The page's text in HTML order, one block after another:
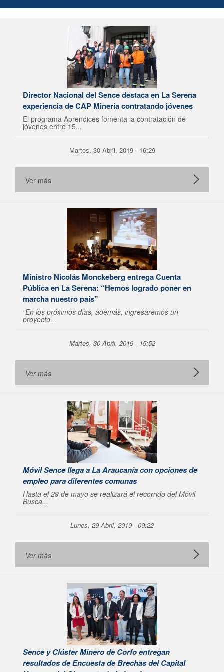
Director Nacional del Sence destaca en La Serena
experiencia de CAP Minería contratando jóvenes
El programa Aprendices fomenta la contratación de
jóvenes entre 15...
Martes, 30 Abril, 2019 - 16:29
Ver más
Ministro Nicolás Monckeberg entrega Cuenta
Pública en La Serena: “Hemos logrado poner en
marcha nuestro país”
“En los próximos días, además, ingresaremos un
proyecto...
Martes, 30 Abril, 2019 - 15:52
Ver más
Móvil Sence llega a La Araucanía con opciones de
empleo para diferentes comunas
Hasta el 29 de mayo se realizará el recorrido del Móvil
Busca...
Lunes, 29 Abril, 2019 - 09:22
Ver más
Sence y Clúster Minero de Corfo entregan
resultados de Encuesta de Brechas del Capital